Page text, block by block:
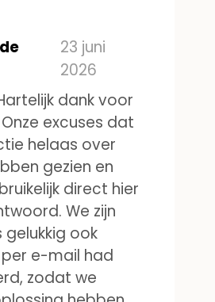
in het
baby in het
23 juni
2026
dank voor
excuses dat
helaas over
gezien en
direct hier
We zijn
ook
e-mail had
zodat we